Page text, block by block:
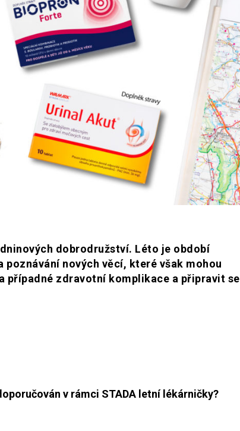
dobrodružství. Léto je období
nových věcí, které však mohou
případné zdravotní komplikace a připravit se
v rámci STADA letní lékárničky?